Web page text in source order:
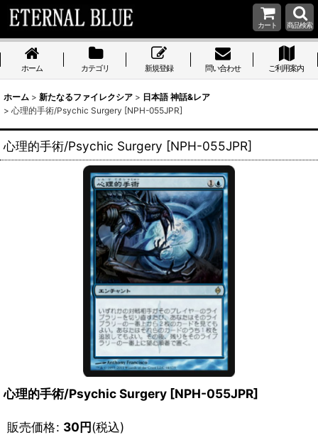
カート 商品検索
ホーム カテゴリ 新規登録 問い合わせ ご利用案内
ホーム > 新たなるファイレクシア > 日本語 神話&レア
> 心理的手術/Psychic Surgery [NPH-055JPR]
心理的手術/Psychic Surgery [NPH-055JPR]
心理的手術/Psychic Surgery [NPH-055JPR]
販売価格: 30円(税込)